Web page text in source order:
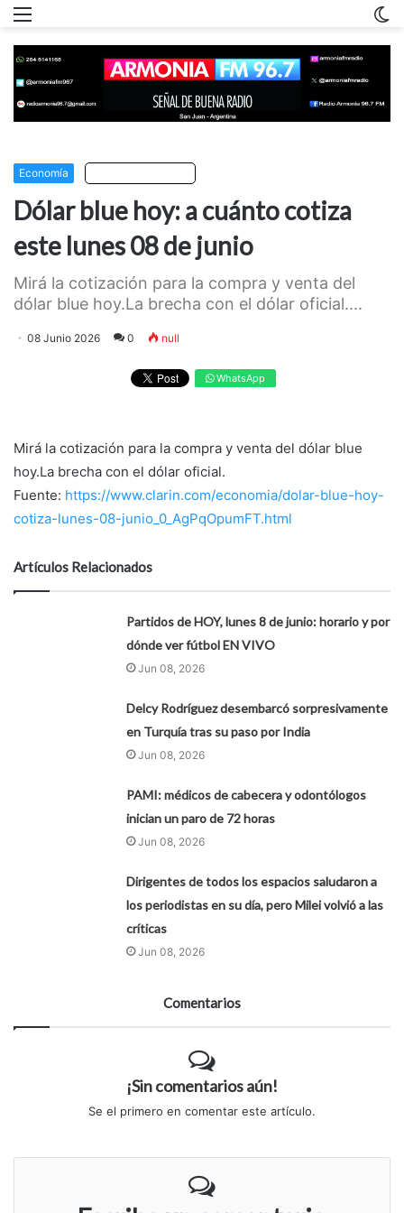
Economía
Dólar blue hoy: a cuánto cotiza
este lunes 08 de junio
Mirá la cotización para la compra y venta del
dólar blue hoy.La brecha con el dólar oficial....
08 Junio 2026 0 null
WhatsApp
Mirá la cotización para la compra y venta del dólar blue
hoy.La brecha con el dólar oficial.
Fuente: https://www.clarin.com/economia/dolar-blue-hoy-
cotiza-lunes-08-junio_0_AgPqOpumFT.html
Artículos Relacionados
Partidos de HOY, lunes 8 de junio: horario y por
dónde ver fútbol EN VIVO
Jun 08, 2026
Delcy Rodríguez desembarcó sorpresivamente
en Turquía tras su paso por India
Jun 08, 2026
PAMI: médicos de cabecera y odontólogos
inician un paro de 72 horas
Jun 08, 2026
Dirigentes de todos los espacios saludaron a
los periodistas en su día, pero Milei volvió a las
críticas
Jun 08, 2026
Comentarios
¡Sin comentarios aún!
Se el primero en comentar este artículo.